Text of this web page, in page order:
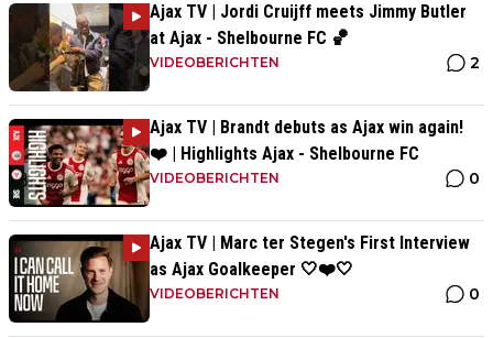
Ajax TV | Jordi Cruijff meets Jimmy Butler
at Ajax - Shelbourne FC 🏀
VIDEOBERICHTEN 2
Ajax TV | Brandt debuts as Ajax win again!
❤️ | Highlights Ajax - Shelbourne FC
VIDEOBERICHTEN 0
Ajax TV | Marc ter Stegen's First Interview
as Ajax Goalkeeper 🤍❤️🤍
VIDEOBERICHTEN 0